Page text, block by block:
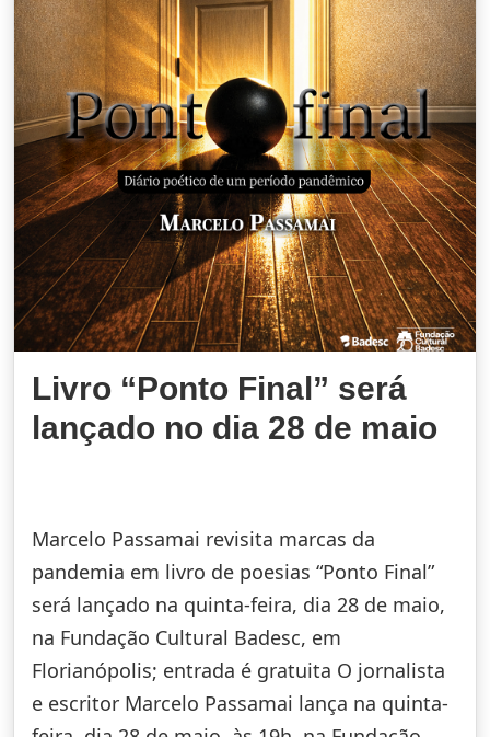
Livro “Ponto Final” será
lançado no dia 28 de maio
Marcelo Passamai revisita marcas da
pandemia em livro de poesias “Ponto Final”
será lançado na quinta-feira, dia 28 de maio,
na Fundação Cultural Badesc, em
Florianópolis; entrada é gratuita O jornalista
e escritor Marcelo Passamai lança na quinta-